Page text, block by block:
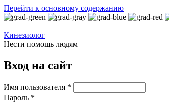
Перейти к основному содержанию
Кинезиолог
Нести помощь людям
Вход на сайт
Имя пользователя *
Пароль *